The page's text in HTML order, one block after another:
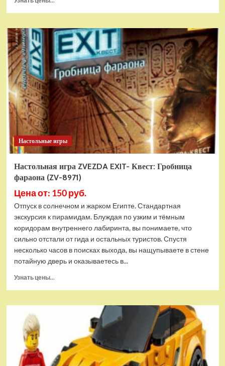
Настольная
игра
ZVEZDA
Гарсон,
семейная,
ZV-
8993
Настольные игры
Настольная игра ZVEZDA EXIT- Квест: Гробница
фараона (ZV-8971)
Цена от: 150 руб.
Отпуск в солнечном и жарком Египте. Стандартная
экскурсия к пирамидам. Блуждая по узким и тёмным
коридорам внутреннего лабиринта, вы понимаете, что
сильно отстали от гида и остальных туристов. Спустя
несколько часов в поисках выхода, вы нащупываете в стене
потайную дверь и оказываетесь в...
Узнать цены...
Настольная
Квест:
Гробница
фараона